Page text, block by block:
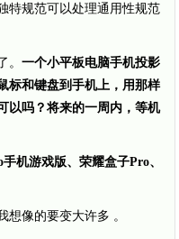
特规范可以处理通用性规范
。 一个小平板电脑手机投影
标和键盘到手机上，用那样
以吗？将来的一周内，等机
机游戏版、荣耀盒子Pro、
想像的要变大许多 。